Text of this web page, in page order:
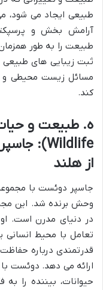
طبیعی ایجاد می شود،
آرامش بخش و
طبیعت را به طور
ثبت زیبایی های طبیعی
مسائل زیست محیطی و
کند.
از هلند
وحش برنده شد. این
در دنیای مدرن است.
تعامل با محیط انسانی
قدرتمندی درباره
ارائه می دهد. دوئست
حیوانات، بیننده را